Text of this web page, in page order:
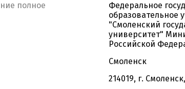
полное
Федеральное
образовательное
"Смоленский
университет"
Российской
Смоленск
214019, г.